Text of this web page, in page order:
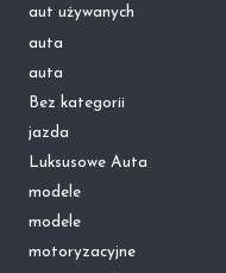
aut używanych
auta
auta
Bez kategorii
jazda
Luksusowe Auta
modele
modele
motoryzacyjne